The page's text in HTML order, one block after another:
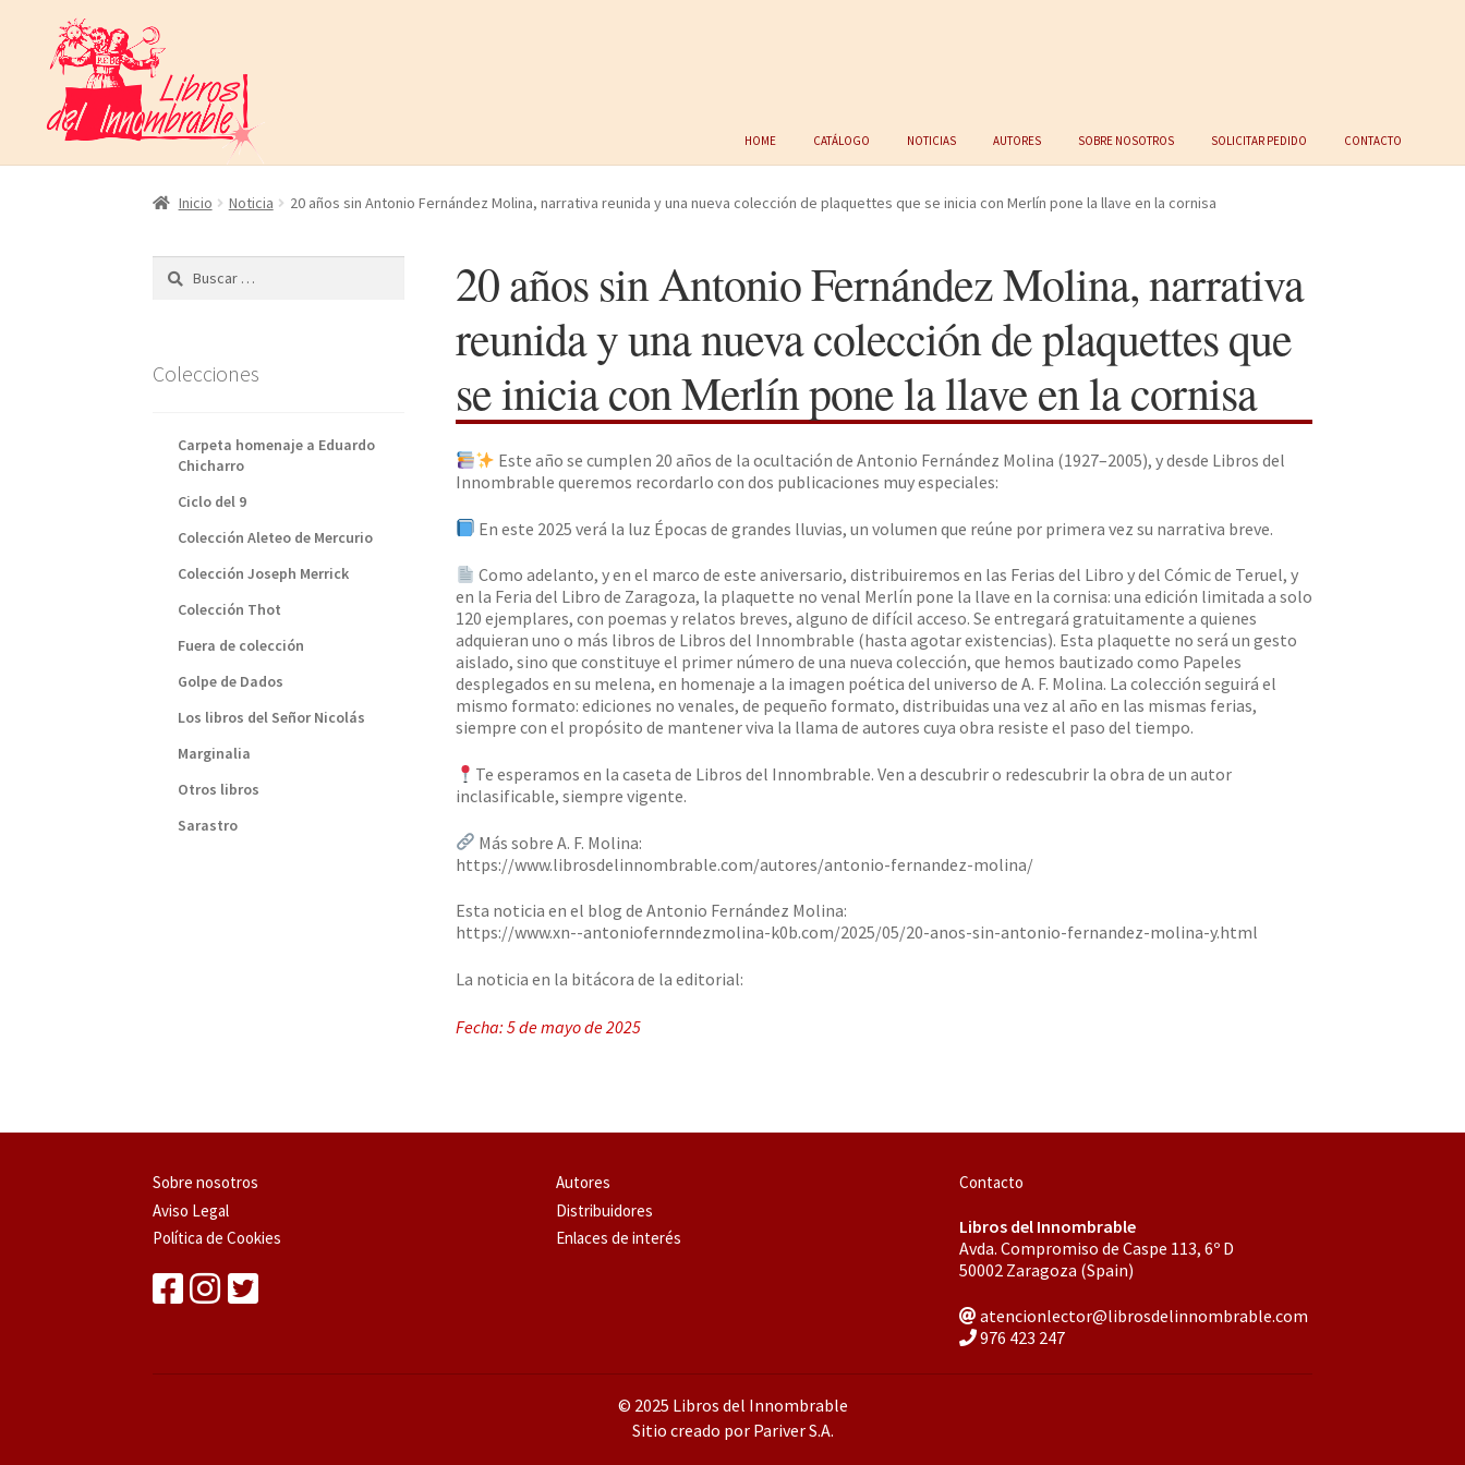
a
navegación
al
contenido
Home Catálogo Noticias Autores Sobre nosotros Solicitar Pedido Contacto
Inicio Noticia 20 años sin Antonio Fernández Molina, narrativa reunida y una nueva colección de plaquettes que se inicia con Merlín pone la llave en la cornisa
20 años sin Antonio Fernández Molina, narrativa
reunida y una nueva colección de plaquettes que
se inicia con Merlín pone la llave en la cornisa
Este año se cumplen 20 años de la ocultación de Antonio Fernández Molina (1927–2005), y desde Libros del
Innombrable queremos recordarlo con dos publicaciones muy especiales:
En este 2025 verá la luz Épocas de grandes lluvias, un volumen que reúne por primera vez su narrativa breve.
Como adelanto, y en el marco de este aniversario, distribuiremos en las Ferias del Libro y del Cómic de Teruel, y
en la Feria del Libro de Zaragoza, la plaquette no venal Merlín pone la llave en la cornisa: una edición limitada a solo
120 ejemplares, con poemas y relatos breves, alguno de difícil acceso. Se entregará gratuitamente a quienes
adquieran uno o más libros de Libros del Innombrable (hasta agotar existencias). Esta plaquette no será un gesto
aislado, sino que constituye el primer número de una nueva colección, que hemos bautizado como Papeles
desplegados en su melena, en homenaje a la imagen poética del universo de A. F. Molina. La colección seguirá el
mismo formato: ediciones no venales, de pequeño formato, distribuidas una vez al año en las mismas ferias,
siempre con el propósito de mantener viva la llama de autores cuya obra resiste el paso del tiempo.
Te esperamos en la caseta de Libros del Innombrable. Ven a descubrir o redescubrir la obra de un autor
inclasificable, siempre vigente.
Más sobre A. F. Molina:
https://www.librosdelinnombrable.com/autores/antonio-fernandez-molina/
Esta noticia en el blog de Antonio Fernández Molina:
https://www.xn--antoniofernndezmolina-k0b.com/2025/05/20-anos-sin-antonio-fernandez-molina-y.html
La noticia en la bitácora de la editorial:
Fecha: 5 de mayo de 2025
Buscar:
Colecciones
Carpeta homenaje a Eduardo
Chicharro
Ciclo del 9
Colección Aleteo de Mercurio
Colección Joseph Merrick
Colección Thot
Fuera de colección
Golpe de Dados
Los libros del Señor Nicolás
Marginalia
Otros libros
Sarastro
Sobre nosotros
Aviso Legal
Política de Cookies
Autores
Distribuidores
Enlaces de interés
Contacto
Libros del Innombrable
Avda. Compromiso de Caspe 113, 6º D
50002 Zaragoza (Spain)
atencionlector@librosdelinnombrable.com
976 423 247
© 2025 Libros del Innombrable
Sitio creado por Pariver S.A.